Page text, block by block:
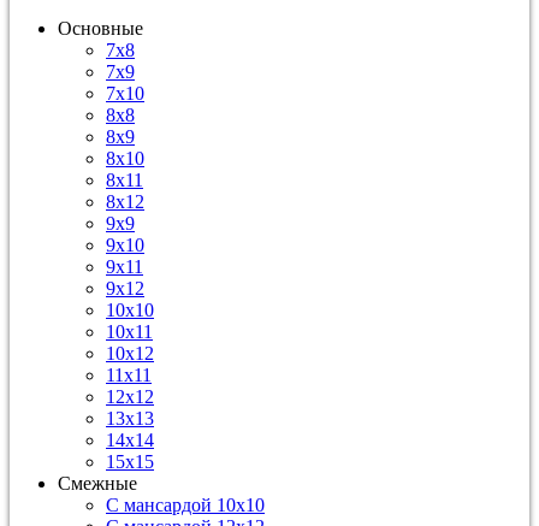
Основные
7х8
7х9
7х10
8х8
8х9
8х10
8х11
8х12
9х9
9х10
9х11
9х12
10х10
10х11
10х12
11х11
12х12
13х13
14х14
15х15
Смежные
С мансардой 10х10